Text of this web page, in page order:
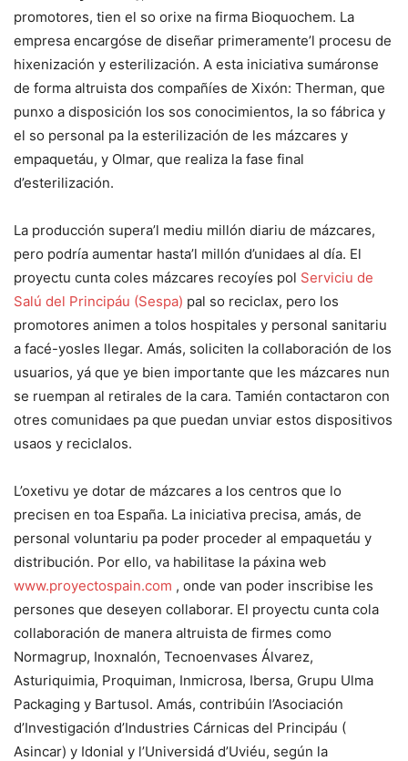
promotores, tien el so orixe na firma Bioquochem. La
empresa encargóse de diseñar primeramente’l procesu de
hixenización y esterilización. A esta iniciativa sumáronse
de forma altruista dos compañíes de Xixón: Therman, que
punxo a disposición los sos conocimientos, la so fábrica y
el so personal pa la esterilización de les mázcares y
empaquetáu, y Olmar, que realiza la fase final
d’esterilización.
La producción supera’l mediu millón diariu de mázcares,
pero podría aumentar hasta’l millón d’unidaes al día. El
proyectu cunta coles mázcares recoyíes pol Serviciu de
Salú del Principáu (Sespa) pal so reciclax, pero los
promotores animen a tolos hospitales y personal sanitariu
a facé-yosles llegar. Amás, soliciten la collaboración de los
usuarios, yá que ye bien importante que les mázcares nun
se ruempan al retirales de la cara. Tamién contactaron con
otres comunidaes pa que puedan unviar estos dispositivos
usaos y reciclalos.
L’oxetivu ye dotar de mázcares a los centros que lo
precisen en toa España. La iniciativa precisa, amás, de
personal voluntariu pa poder proceder al empaquetáu y
distribución. Por ello, va habilitase la páxina web
www.proyectospain.com , onde van poder inscribise les
persones que deseyen collaborar. El proyectu cunta cola
collaboración de manera altruista de firmes como
Normagrup, Inoxnalón, Tecnoenvases Álvarez,
Asturiquimia, Proquiman, Inmicrosa, Ibersa, Grupu Ulma
Packaging y Bartusol. Amás, contribúin l’Asociación
d’Investigación d’Industries Cárnicas del Principáu (
Asincar) y Idonial y l’Universidá d’Uviéu, según la